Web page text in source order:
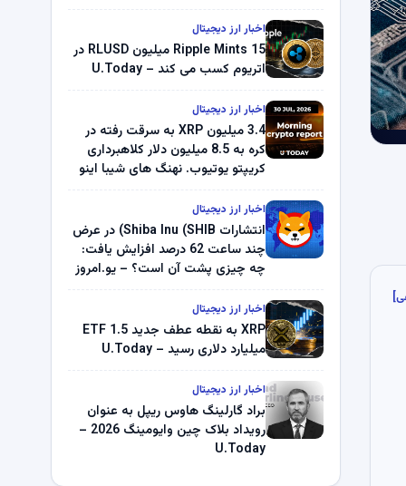
اخبار ارز دیجیتال
Ripple Mints 15 میلیون RLUSD در
اتریوم کسب می کند – U.Today
اخبار ارز دیجیتال
3.4 میلیون XRP به سرقت رفته در
کره به 8.5 میلیون دلار کلاهبرداری
کریپتو یوتیوب. نهنگ های شیبا اینو
میلیون دلار U-Turn در بیت کوین را
ثبت کرد – گزارش کریپتو صبح –
U.Today
اخبار ارز دیجیتال
انتشارات Shiba Inu (SHIB) در عرض
چند ساعت 62 درصد افزایش یافت:
چه چیزی پشت آن است؟ – یو.امروز
اخبار ارز دیجیتال
XRP به نقطه عطف جدید ETF 1.5
میلیارد دلاری رسید – U.Today
اخبار ارز دیجیتال
براد گارلینگ هاوس ریپل به عنوان
رویداد بلاک چین وایومینگ 2026 –
U.Today